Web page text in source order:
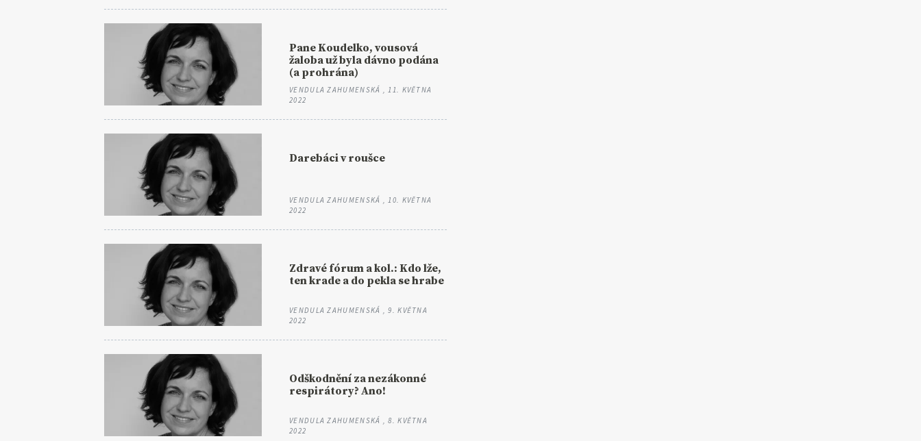
Pane Koudelko, vousová
žaloba už byla dávno podána
(a prohrána)
VENDULA ZAHUMENSKÁ , 11. KVĚTNA
2022
Darebáci v roušce
VENDULA ZAHUMENSKÁ , 10. KVĚTNA
2022
Zdravé fórum a kol.: Kdo lže,
ten krade a do pekla se hrabe
VENDULA ZAHUMENSKÁ , 9. KVĚTNA
2022
Odškodnění za nezákonné
respirátory? Ano!
VENDULA ZAHUMENSKÁ , 8. KVĚTNA
2022